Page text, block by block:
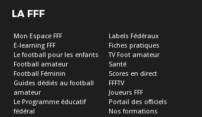
LA FFF
Mon Espace FFF
E-learning FFF
Le football pour les enfants
Football amateur
Football Féminin
Guides dédiés au football
amateur
Le Programme éducatif
fédéral
Labels Fédéraux
Fiches pratiques
TV Foot amateur
Santé
Scores en direct
FFFTV
Joueurs FFF
Portail des officiels
Nos formations